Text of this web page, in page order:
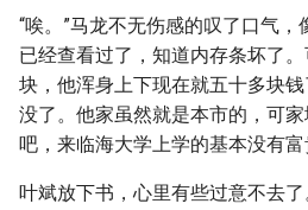
“唉。”马龙不无伤感的叹了口气
已经查看过了，知道内存条坏了
块，他浑身上下现在就五十多块
没了。他家虽然就是本市的，可
吧，来临海大学上学的基本没有富
叶斌放下书，心里有些过意不去